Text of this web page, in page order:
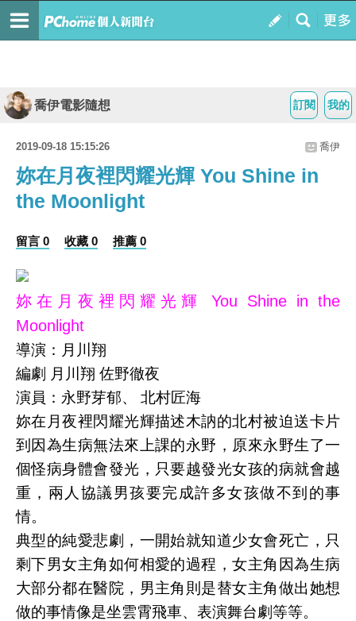
我的
訂閱
喬伊電影隨想
2019-09-18 15:15:26 喬伊
妳在月夜裡閃耀光輝 You Shine in
the Moonlight
留言 0 收藏 0 推薦 0
妳在月夜裡閃耀光輝 You Shine in the
Moonlight
導演：月川翔
編劇 月川翔 佐野徹夜
演員：永野芽郁、 北村匠海
妳在月夜裡閃耀光輝描述木訥的北村被迫送卡片
到因為生病無法來上課的永野，原來永野生了一
個怪病身體會發光，只要越發光女孩的病就會越
重，兩人協議男孩要完成許多女孩做不到的事
情。
典型的純愛悲劇，一開始就知道少女會死亡，只
剩下男女主角如何相愛的過程，女主角因為生病
大部分都在醫院，男主角則是替女主角做出她想
做的事情像是坐雲霄飛車、表演舞台劇等等。